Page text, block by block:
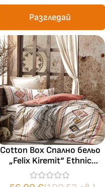
Разгледай
Cotton Box Спално бельо
„Felix Kiremit“ Ethnic
Ranforce – 100% памук –
4 части – за спалня